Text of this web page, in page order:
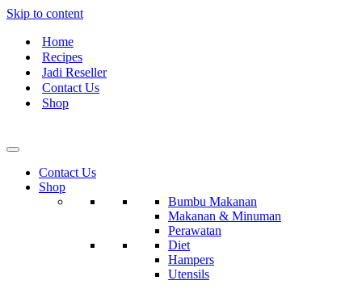
Skip to content
Home
Recipes
Jadi Reseller
Contact Us
Shop
Contact Us
Shop
Bumbu Makanan
Makanan & Minuman
Perawatan
Diet
Hampers
Utensils